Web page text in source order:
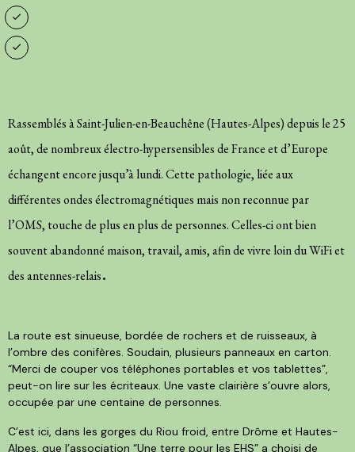
Rassemblés à Saint-Julien-en-Beauchêne (Hautes-Alpes) depuis le 25
août, de nombreux électro-hypersensibles de France et d’Europe
échangent encore jusqu’à lundi. Cette pathologie, liée aux
différentes ondes électromagnétiques mais non reconnue par
l’OMS, touche de plus en plus de personnes. Celles-ci ont bien
souvent abandonné maison, travail, amis, afin de vivre loin du WiFi et
des antennes-relais.
La route est sinueuse, bordée de rochers et de ruisseaux, à
l’ombre des conifères. Soudain, plusieurs panneaux en carton.
“Merci de couper vos téléphones portables et vos tablettes”,
peut-on lire sur les écriteaux. Une vaste clairière s’ouvre alors,
occupée par une centaine de personnes.
C’est ici, dans les gorges du Riou froid, entre Drôme et Hautes-
Alpes, que l’association “Une terre pour les EHS” a choisi de